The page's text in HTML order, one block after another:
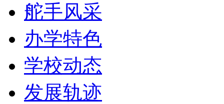
舵手风采
办学特色
学校动态
发展轨迹